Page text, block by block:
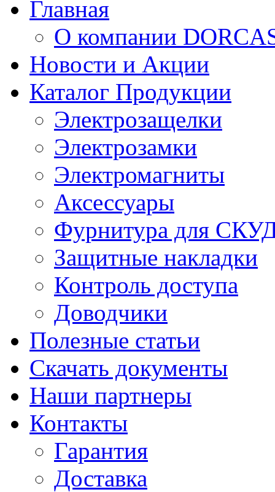
Главная
О компании
Новости и Акции
Каталог Продукции
Электрозащелки
Электрозамки
Электромагниты
Аксессуары
Фурнитура для
Защитные накладки
Контроль доступа
Доводчики
Полезные статьи
Скачать документы
Наши партнеры
Контакты
Гарантия
Доставка